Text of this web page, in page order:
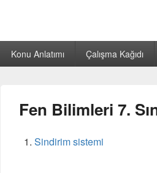
Konu Anlatımı Çalışma Kağıdı
Fen Bilimleri 7.
Sindirim sistemi